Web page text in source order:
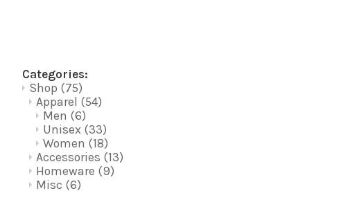
Categories:
Shop (75)
Apparel (54)
Men (6)
Unisex (33)
Women (18)
Accessories (13)
Homeware (9)
Misc (6)